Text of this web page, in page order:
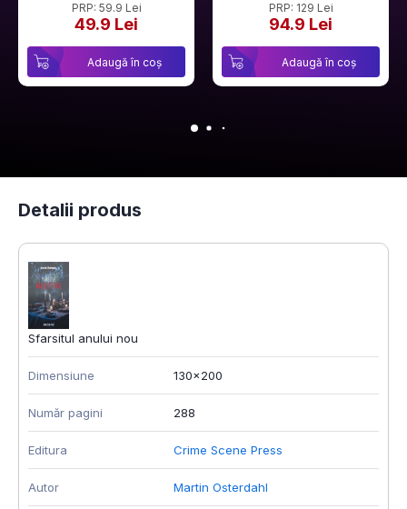
PRP: 59.9 Lei
49.9 Lei
Adaugă în coș
PRP: 129 Lei
94.9 Lei
Adaugă în coș
Detalii produs
Sfarsitul anului nou
Dimensiune 130x200
Număr pagini 288
Editura Crime Scene Press
Autor Martin Osterdahl